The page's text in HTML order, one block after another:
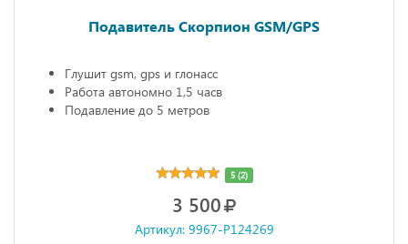
Подавитель Скорпион GSM/GPS
Глушит gsm, gps и глонасс
Работа автономно 1,5 часв
Подавление до 5 метров
5 (2)
3 500
Артикул: 9967-P124269